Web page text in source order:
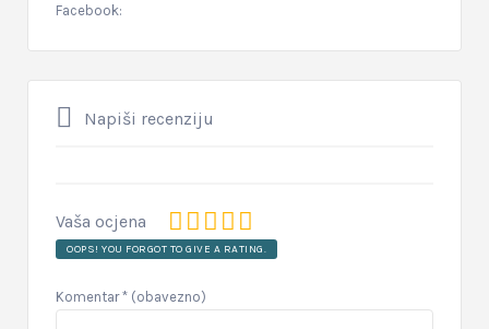
Facebook:
Napiši recenziju
Vaša ocjena
OOPS! YOU FORGOT TO GIVE A RATING.
Komentar* (obavezno)